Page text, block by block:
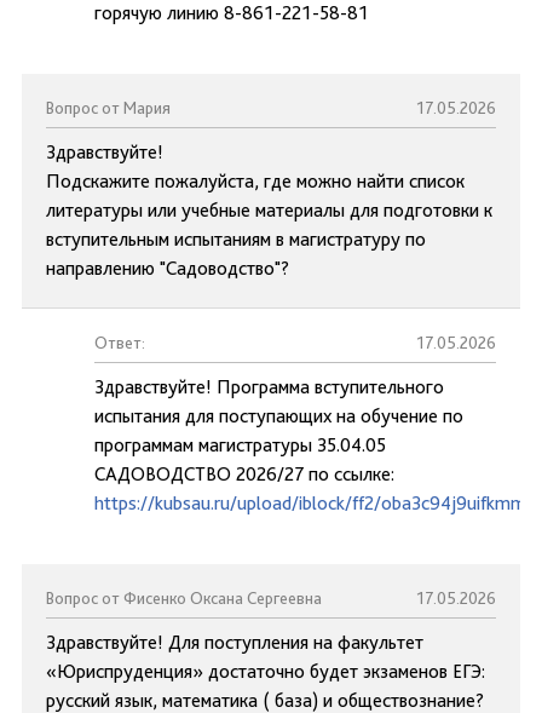
горячую линию 8-861-221-58-81
Вопрос от Мария 17.05.2026
Здравствуйте!
Подскажите пожалуйста, где можно найти список
литературы или учебные материалы для подготовки к
вступительным испытаниям в магистратуру по
направлению "Садоводство"?
Ответ: 17.05.2026
Здравствуйте! Программа вступительного
испытания для поступающих на обучение по
программам магистратуры 35.04.05
САДОВОДСТВО 2026/27 по ссылке:
https://kubsau.ru/upload/iblock/ff2/
Вопрос от Фисенко Оксана Сергеевна 17.05.2026
Здравствуйте! Для поступления на факультет
«Юриспруденция» достаточно будет экзаменов ЕГЭ:
русский язык, математика ( база) и обществознание?